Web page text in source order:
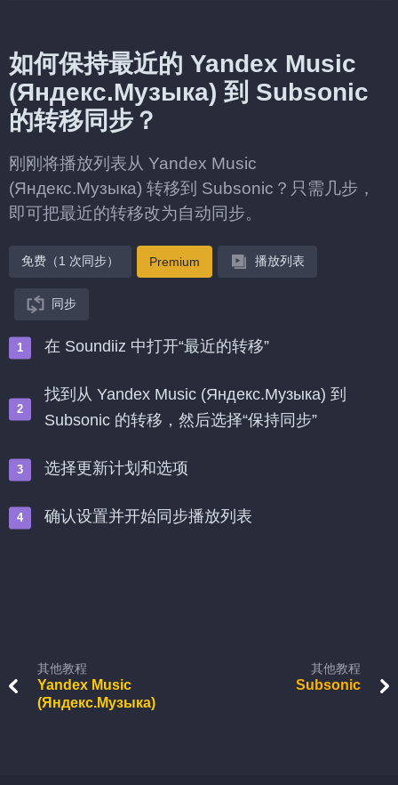
如何保持最近的 Yandex Music
(Яндекс.Музыка) 到 Subsonic
的转移同步？
刚刚将播放列表从 Yandex Music
(Яндекс.Музыка) 转移到 Subsonic？只需几步，
即可把最近的转移改为自动同步。
免费（1 次同步） Premium 播放列表
同步
在 Soundiiz 中打开“最近的转移”
找到从 Yandex Music (Яндекс.Музыка) 到
Subsonic 的转移，然后选择“保持同步”
选择更新计划和选项
确认设置并开始同步播放列表
其他教程
Yandex Music
(Яндекс.Музыка)
其他教程
Subsonic